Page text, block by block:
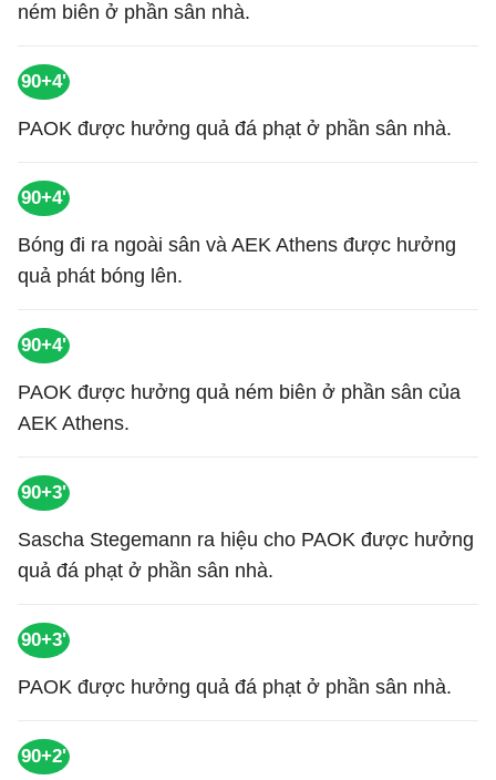
ném biên ở phần sân nhà.
90+4'
PAOK được hưởng quả đá phạt ở phần sân nhà.
90+4'
Bóng đi ra ngoài sân và AEK Athens được hưởng
quả phát bóng lên.
90+4'
PAOK được hưởng quả ném biên ở phần sân của
AEK Athens.
90+3'
Sascha Stegemann ra hiệu cho PAOK được hưởng
quả đá phạt ở phần sân nhà.
90+3'
PAOK được hưởng quả đá phạt ở phần sân nhà.
90+2'